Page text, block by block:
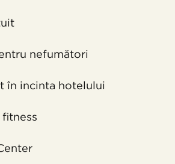
nefumători
în incinta hotelului